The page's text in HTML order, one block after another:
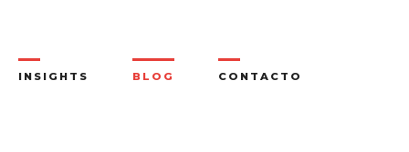
INSIGHTS BLOG CONTACTO